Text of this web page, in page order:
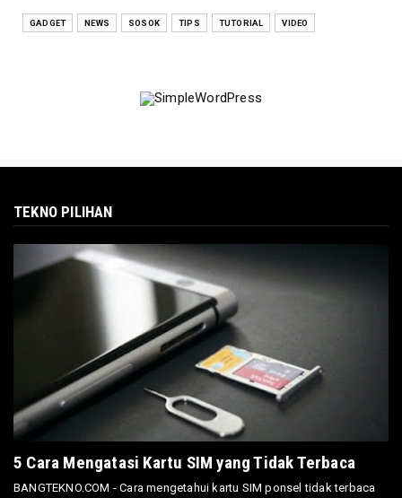
GADGET NEWS SOSOK TIPS TUTORIAL VIDEO
TEKNO PILIHAN
5 Cara Mengatasi Kartu SIM yang Tidak Terbaca
BANGTEKNO.COM - Cara mengetahui kartu SIM ponsel tidak terbaca